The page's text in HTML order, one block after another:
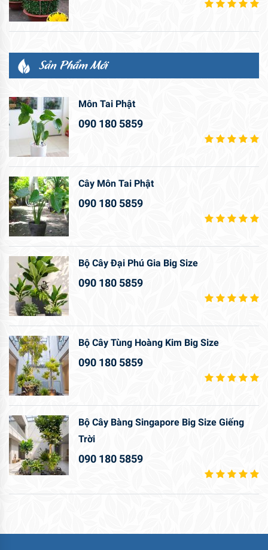
Sản Phẩm Mới
Môn Tai Phật
090 180 5859
Cây Môn Tai Phật
090 180 5859
Bộ Cây Đại Phú Gia Big Size
090 180 5859
Bộ Cây Tùng Hoàng Kim Big Size
090 180 5859
Bộ Cây Bàng Singapore Big Size Giếng
Trời
090 180 5859